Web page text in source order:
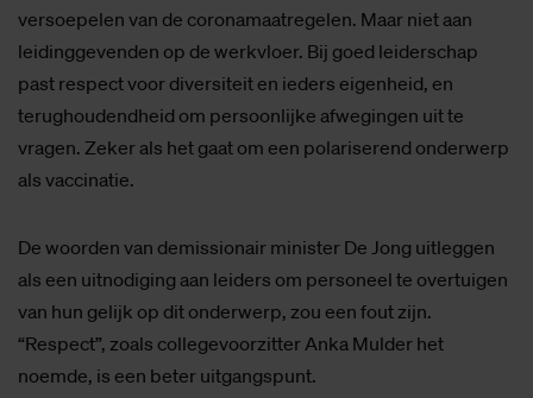
versoepelen van de coronamaatregelen. Maar niet aan
leidinggevenden op de werkvloer. Bij goed leiderschap
past respect voor diversiteit en ieders eigenheid, en
terughoudendheid om persoonlijke afwegingen uit te
vragen. Zeker als het gaat om een polariserend onderwerp
als vaccinatie.
De woorden van demissionair minister De Jong uitleggen
als een uitnodiging aan leiders om personeel te overtuigen
van hun gelijk op dit onderwerp, zou een fout zijn.
“Respect”, zoals collegevoorzitter Anka Mulder het
noemde, is een beter uitgangspunt.